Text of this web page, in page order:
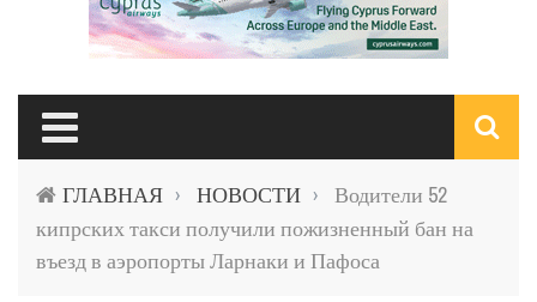
ГЛАВНАЯ › НОВОСТИ ›
Водители 52
кипрских такси получили пожизненный бан на
въезд в аэропорты Ларнаки и Пафоса